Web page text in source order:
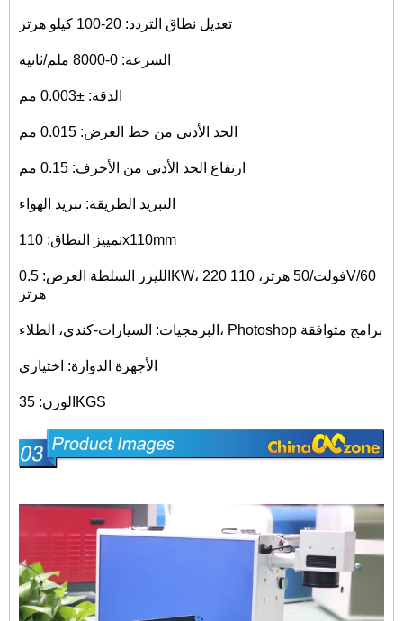
تعديل نطاق التردد: 20-100 كيلو هرتز
السرعة: 0-8000 ملم/ثانية
الدقة: ±0.003 مم
الحد الأدنى من خط العرض: 0.015 مم
ارتفاع الحد الأدنى من الأحرف: 0.15 مم
التبريد الطريقة: تبريد الهواء
تمييز النطاق: 110x110mm
الليزر السلطة العرض: 0.5KW، 220 فولت/50 هرتز، 110V/60
هرتز
البرمجيات: السيارات-كندي، الطلاء، Photoshop برامج متوافقة
الأجهزة الدوارة: اختياري
الوزن: 35KGS